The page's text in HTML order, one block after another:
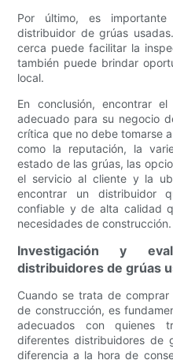
Por último, es
distribuidor de grúas
cerca puede facilitar la
también puede brindar
local.
En conclusión, encontrar
adecuado para su negocio
crítica que no debe tomarse
como la reputación, la
estado de las grúas, las
el servicio al cliente y la
encontrar un distribuidor
confiable y de alta calidad
necesidades de construcción.
Investigación y
distribuidores de grúas
Cuando se trata de
de construcción, es
adecuados con quienes
diferentes distribuidores de
diferencia a la hora de